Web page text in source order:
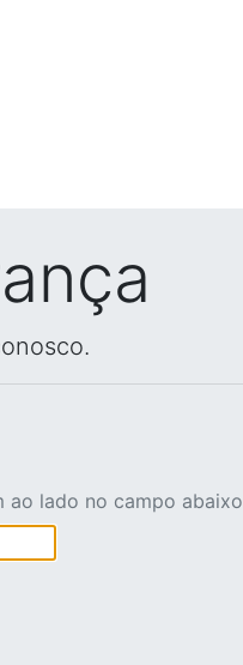
ao lado no campo abaixo